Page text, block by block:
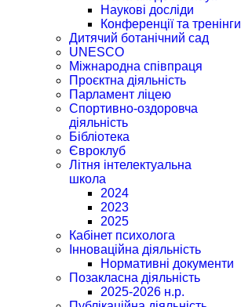
Наукові досліди
Конференції та тренінги
Дитячий ботанічний сад
UNESCO
Міжнародна співпраця
Проєктна діяльність
Парламент ліцею
Спортивно-оздоровча
діяльність
Бібліотека
Євроклуб
Літня інтелектуальна
школа
2024
2023
2025
Кабінет психолога
Інноваційна діяльність
Нормативні документи
Позакласна діяльність
2025-2026 н.р.